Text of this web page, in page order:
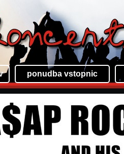
ponudba vstopnic